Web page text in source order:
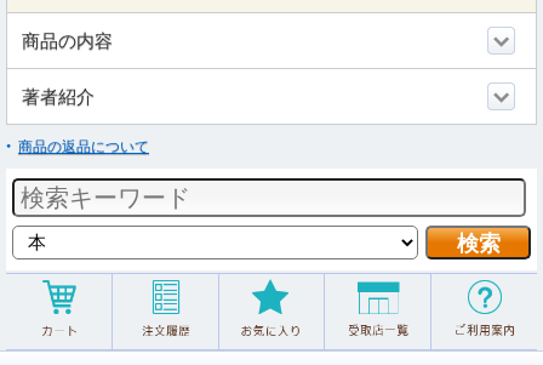
商品の内容
著者紹介
商品の返品について